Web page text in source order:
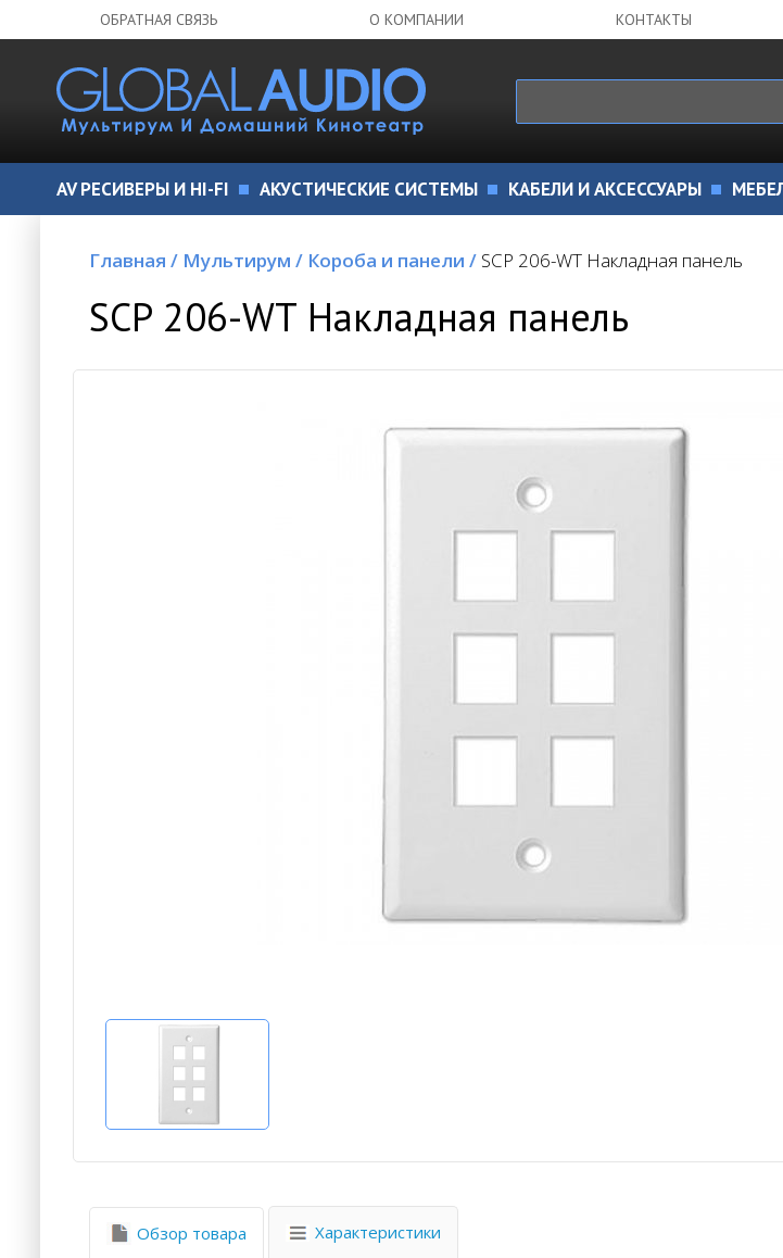
ОБРАТНАЯ СВЯЗЬ О КОМПАНИИ КОНТАКТЫ
AV РЕСИВЕРЫ И HI-FI АКУСТИЧЕСКИЕ СИСТЕМЫ КАБЕЛИ И АКСЕССУАРЫ
Главная / Мультирум / Короба и панели / SCP 206-WT Накладная панель
SCP 206-WT Накладная панель
Обзор товара Характеристики